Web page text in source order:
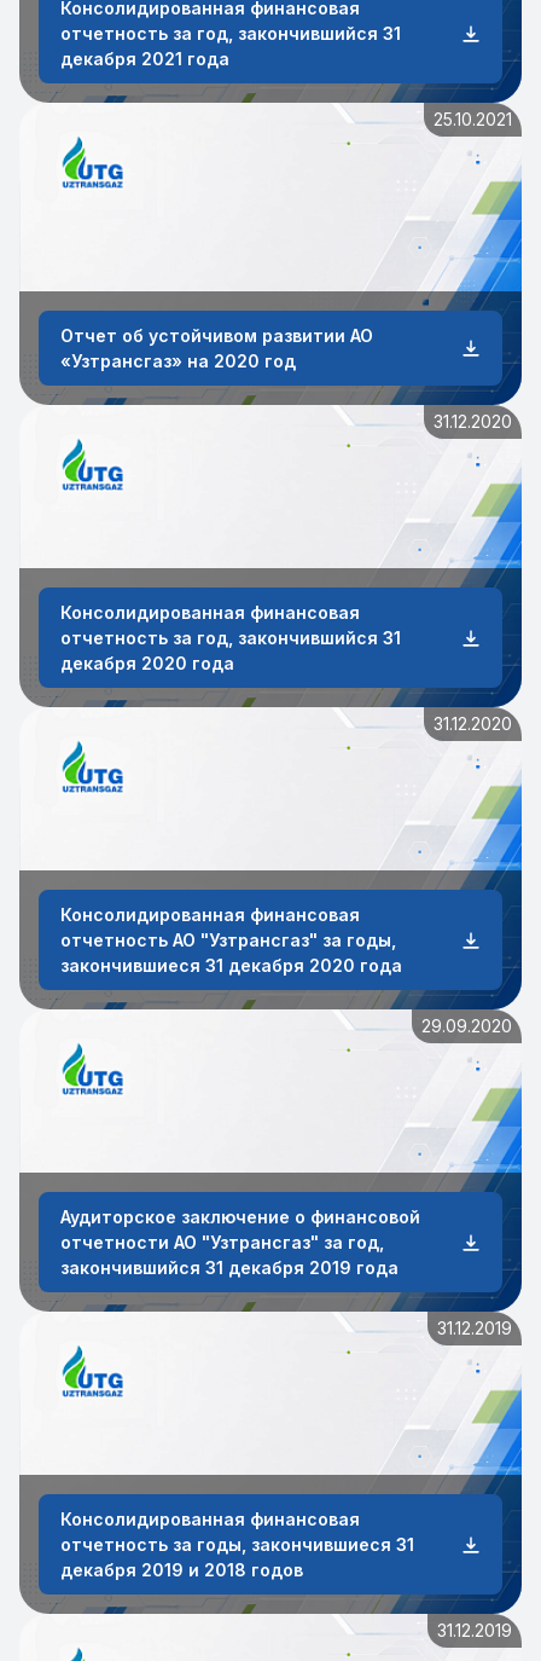
Консолидированная финансовая
отчетность за год, закончившийся 31
декабря 2021 года
25.10.2021
Отчет об устойчивом развитии АО
«Узтрансгаз» на 2020 год
31.12.2020
Консолидированная финансовая
отчетность за год, закончившийся 31
декабря 2020 года
31.12.2020
Консолидированная финансовая
отчетность АО "Узтрансгаз" за годы,
закончившиеся 31 декабря 2020 года
29.09.2020
Аудиторское заключение о финансовой
отчетности АО "Узтрансгаз" за год,
закончившийся 31 декабря 2019 года
31.12.2019
Консолидированная финансовая
отчетность за годы, закончившиеся 31
декабря 2019 и 2018 годов
31.12.2019